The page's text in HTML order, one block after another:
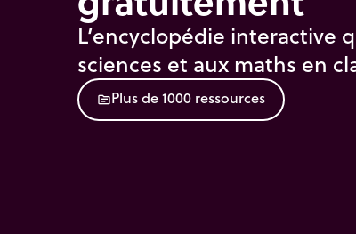
L’encyclopédie interactive
sciences et aux maths en
sourcePlusde1000 ressources